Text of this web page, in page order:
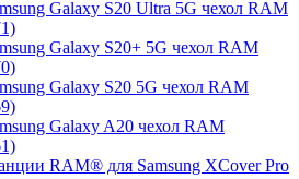
Galaxy S20 Ultra 5G чехол RAM
Galaxy S20+ 5G чехол RAM
Galaxy S20 5G чехол RAM
Galaxy A20 чехол RAM
RAM® для Samsung XCover Pro